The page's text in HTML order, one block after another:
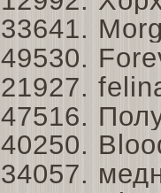
33641.
49530.
21927.
47516.
40250.
34057.